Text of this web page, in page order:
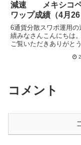
減速 メキシコペ
ワップ成績（4月26
6通貨分散スワポ運用の
績みなさんこんにちは
ご覧いただきありがと
散しつつ、ハイレバで
用していたものをトラ
コメント